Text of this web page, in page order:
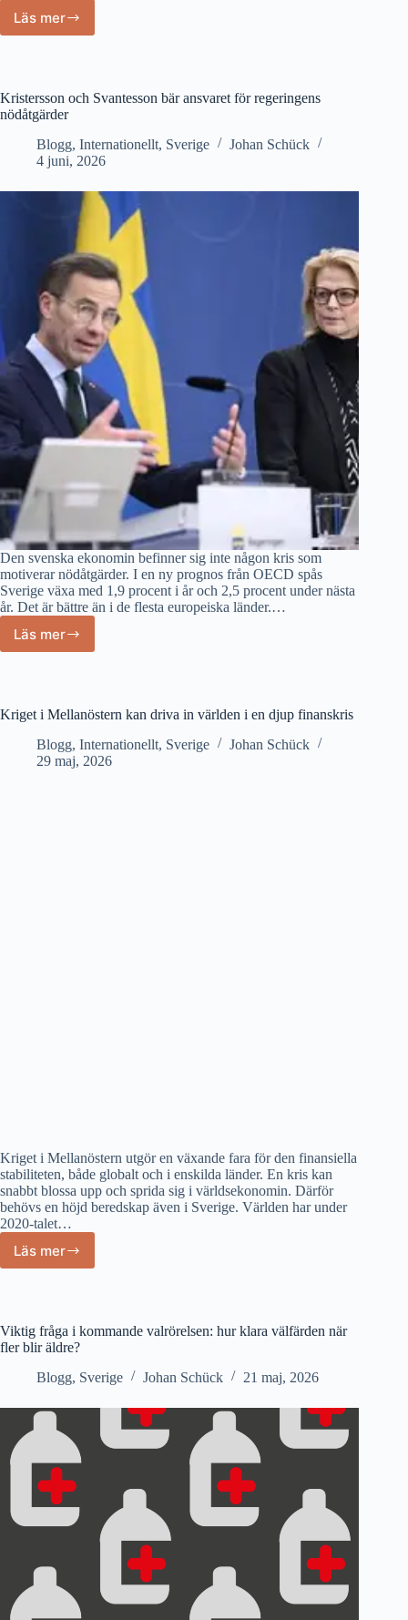
Läs merInflationen
döljs
bakom
subventioner
Kristersson och Svantesson bär ansvaret för regeringens
nödåtgärder
Blogg, Internationellt, Sverige
Johan Schück
4 juni, 2026
Den svenska ekonomin befinner sig inte någon kris som
motiverar nödåtgärder. I en ny prognos från OECD spås
Sverige växa med 1,9 procent i år och 2,5 procent under nästa
år. Det är bättre än i de flesta europeiska länder.…
Läs merKristersson
ansvaret
regeringens
nödåtgärder
Kriget i Mellanöstern kan driva in världen i en djup finanskris
Blogg, Internationellt, Sverige
Johan Schück
29 maj, 2026
Kriget i Mellanöstern utgör en växande fara för den finansiella
stabiliteten, både globalt och i enskilda länder. En kris kan
snabbt blossa upp och sprida sig i världsekonomin. Därför
behövs en höjd beredskap även i Sverige. Världen har under
2020-talet…
Läs mer
Kriget
driva
in
i
djup
finanskris
Viktig fråga i kommande valrörelsen: hur klara välfärden när
fler blir äldre?
Blogg, Sverige Johan Schück 21 maj, 2026